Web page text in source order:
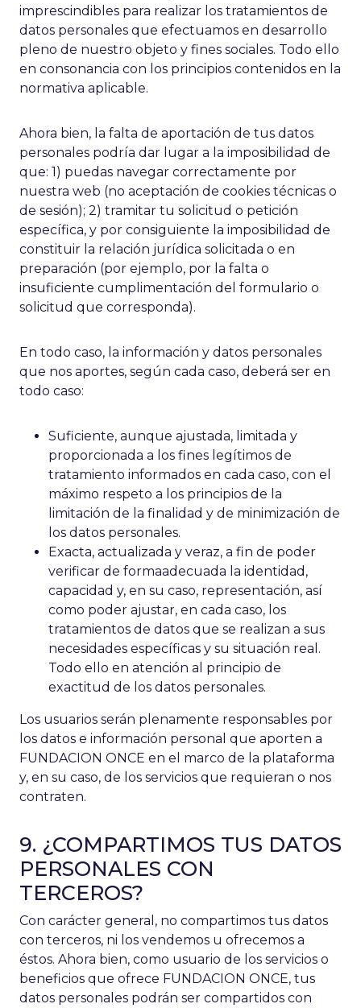
imprescindibles para realizar los tratamientos de
datos personales que efectuamos en desarrollo
pleno de nuestro objeto y fines sociales. Todo ello
en consonancia con los principios contenidos en la
normativa aplicable.
Ahora bien, la falta de aportación de tus datos
personales podría dar lugar a la imposibilidad de
que: 1) puedas navegar correctamente por
nuestra web (no aceptación de cookies técnicas o
de sesión); 2) tramitar tu solicitud o petición
específica, y por consiguiente la imposibilidad de
constituir la relación jurídica solicitada o en
preparación (por ejemplo, por la falta o
insuficiente cumplimentación del formulario o
solicitud que corresponda).
En todo caso, la información y datos personales
que nos aportes, según cada caso, deberá ser en
todo caso:
Suficiente, aunque ajustada, limitada y
proporcionada a los fines legítimos de
tratamiento informados en cada caso, con el
máximo respeto a los principios de la
limitación de la finalidad y de minimización de
los datos personales.
Exacta, actualizada y veraz, a fin de poder
verificar de formaadecuada la identidad,
capacidad y, en su caso, representación, así
como poder ajustar, en cada caso, los
tratamientos de datos que se realizan a sus
necesidades específicas y su situación real.
Todo ello en atención al principio de
exactitud de los datos personales.
Los usuarios serán plenamente responsables por
los datos e información personal que aporten a
FUNDACION ONCE en el marco de la plataforma
y, en su caso, de los servicios que requieran o nos
contraten.
9. ¿COMPARTIMOS TUS DATOS
PERSONALES CON
TERCEROS?
Con carácter general, no compartimos tus datos
con terceros, ni los vendemos u ofrecemos a
éstos. Ahora bien, como usuario de los servicios o
beneficios que ofrece FUNDACION ONCE, tus
datos personales podrán ser compartidos con